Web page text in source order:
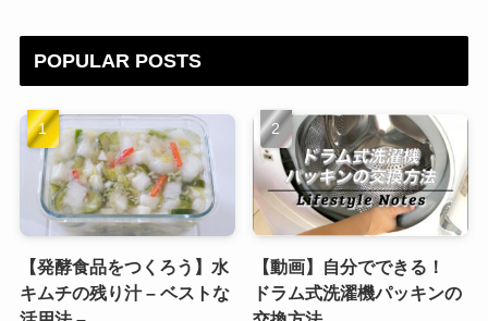
POPULAR POSTS
【発酵食品をつくろう】水
キムチの残り汁 – ベストな
【動画】自分でできる！
ドラム式洗濯機パッキンの